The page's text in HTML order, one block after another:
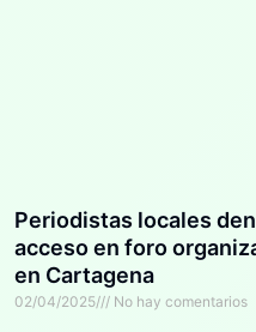
Periodistas locales
acceso en foro
en Cartagena
02/04/2025 No hay comentarios